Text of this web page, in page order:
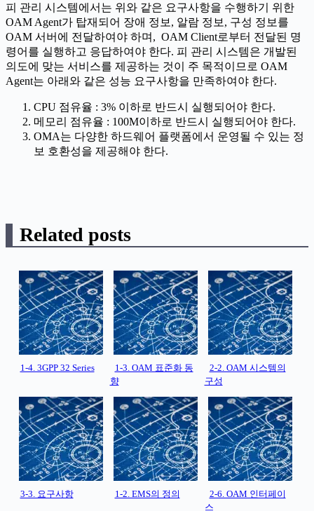
피 관리 시스템에서는 위와 같은 요구사항을 수행하기 위한
OAM Agent가 탑재되어 장애 정보, 알람 정보, 구성 정보를
OAM 서버에 전달하여야 하며, OAM Client로부터 전달된 명
령어를 실행하고 응답하여야 한다. 피 관리 시스템은 개발된
의도에 맞는 서비스를 제공하는 것이 주 목적이므로 OAM
Agent는 아래와 같은 성능 요구사항을 만족하여야 한다.
CPU 점유율 : 3% 이하로 반드시 실행되어야 한다.
메모리 점유율 : 100M이하로 반드시 실행되어야 한다.
OMA는 다양한 하드웨어 플랫폼에서 운영될 수 있는 정
보 호환성을 제공해야 한다.
Related posts
1-4. 3GPP 32 Series
1-3. OAM 표준화 동
향
2-2. OAM 시스템의
구성
3-3. 요구사항 1-2. EMS의 정의
2-6. OAM 인터페이
스